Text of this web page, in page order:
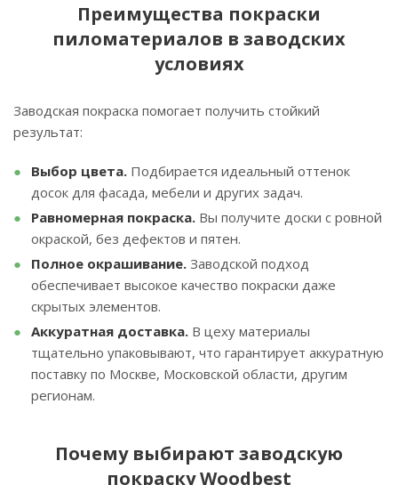
Преимущества покраски
пиломатериалов в заводских
условиях
Заводская покраска помогает получить стойкий
результат:
Выбор цвета. Подбирается идеальный оттенок
досок для фасада, мебели и других задач.
Равномерная покраска. Вы получите доски с ровной
окраской, без дефектов и пятен.
Полное окрашивание. Заводской подход
обеспечивает высокое качество покраски даже
скрытых элементов.
Аккуратная доставка. В цеху материалы
тщательно упаковывают, что гарантирует аккуратную
поставку по Москве, Московской области, другим
регионам.
Почему выбирают заводскую
покраску Woodbest